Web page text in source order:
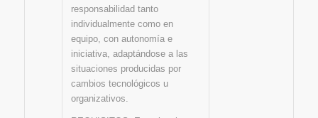
responsabilidad tanto
individualmente como en
equipo, con autonomía e
iniciativa, adaptándose a las
situaciones producidas por
cambios tecnológicos u
organizativos.